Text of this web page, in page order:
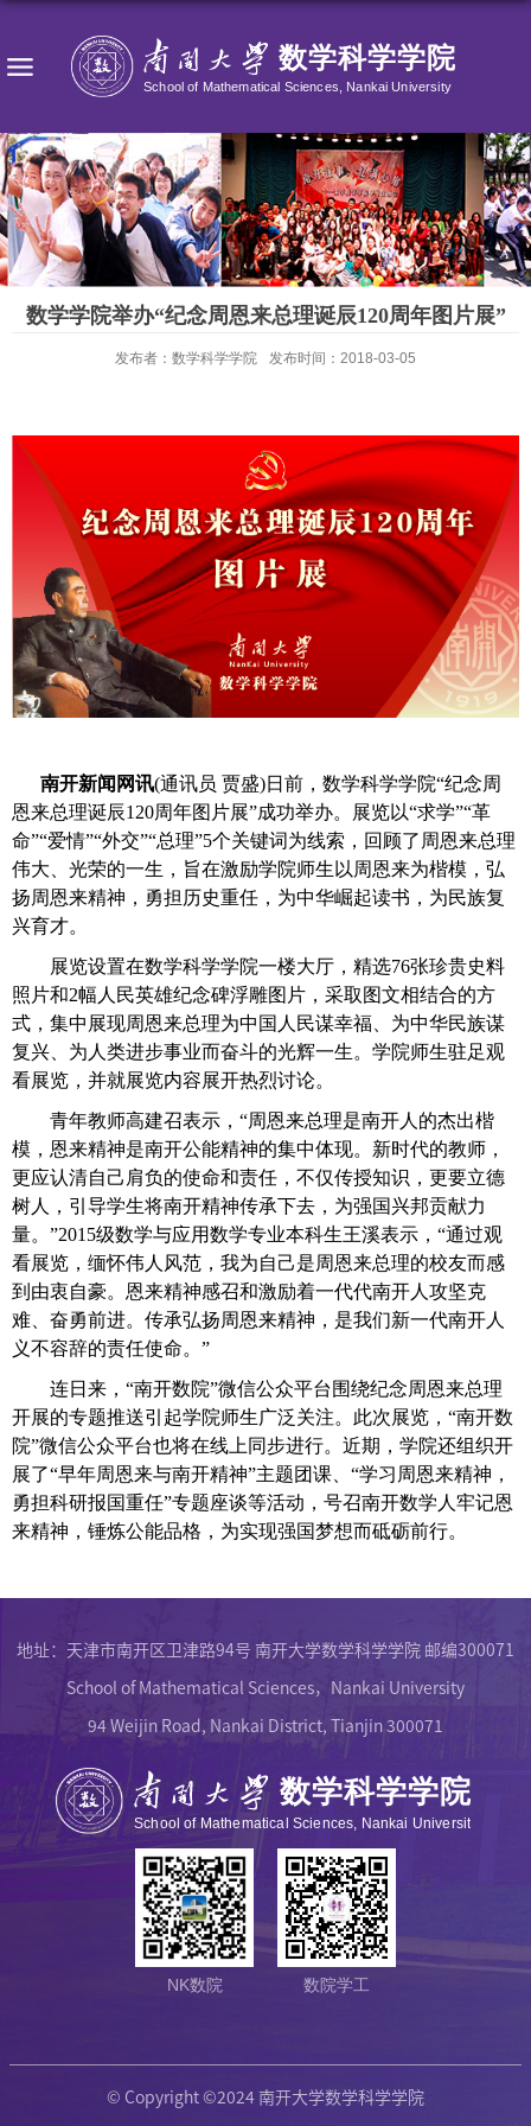
数学学院举办“纪念周恩来总理诞辰120周年图片展”
发布者：数学科学学院 发布时间：2018-03-05
南开新闻网讯(通讯员 贾盛)日前，数学科学学院“纪念周
恩来总理诞辰120周年图片展”成功举办。展览以“求学”“革
命”“爱情”“外交”“总理”5个关键词为线索，回顾了周恩来总理
伟大、光荣的一生，旨在激励学院师生以周恩来为楷模，弘
扬周恩来精神，勇担历史重任，为中华崛起读书，为民族复
兴育才。
展览设置在数学科学学院一楼大厅，精选76张珍贵史料
照片和2幅人民英雄纪念碑浮雕图片，采取图文相结合的方
式，集中展现周恩来总理为中国人民谋幸福、为中华民族谋
复兴、为人类进步事业而奋斗的光辉一生。学院师生驻足观
看展览，并就展览内容展开热烈讨论。
青年教师高建召表示，“周恩来总理是南开人的杰出楷
模，恩来精神是南开公能精神的集中体现。新时代的教师，
更应认清自己肩负的使命和责任，不仅传授知识，更要立德
树人，引导学生将南开精神传承下去，为强国兴邦贡献力
量。”2015级数学与应用数学专业本科生王溪表示，“通过观
看展览，缅怀伟人风范，我为自己是周恩来总理的校友而感
到由衷自豪。恩来精神感召和激励着一代代南开人攻坚克
难、奋勇前进。传承弘扬周恩来精神，是我们新一代南开人
义不容辞的责任使命。”
连日来，“南开数院”微信公众平台围绕纪念周恩来总理
开展的专题推送引起学院师生广泛关注。此次展览，“南开数
院”微信公众平台也将在线上同步进行。近期，学院还组织开
展了“早年周恩来与南开精神”主题团课、“学习周恩来精神，
勇担科研报国重任”专题座谈等活动，号召南开数学人牢记恩
来精神，锤炼公能品格，为实现强国梦想而砥砺前行。
地址：天津市南开区卫津路94号 南开大学数学科学学院 邮编300071
School of Mathematical Sciences，Nankai University
94 Weijin Road, Nankai District, Tianjin 300071
NK数院 数院学工
© Copyright ©2024 南开大学数学科学学院